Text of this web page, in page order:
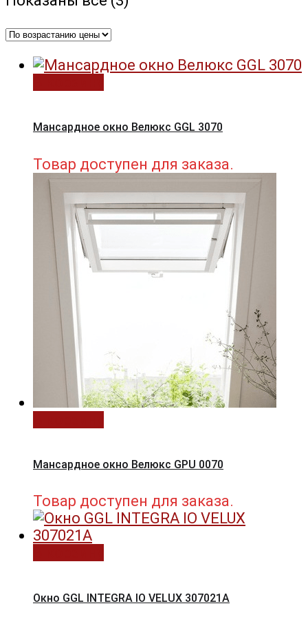
Мансардное окно Велюкс GGL 3070
Товар доступен для заказа.
Мансардное окно Велюкс GPU 0070
Товар доступен для заказа.
Окно GGL INTEGRA IO VELUX 307021А